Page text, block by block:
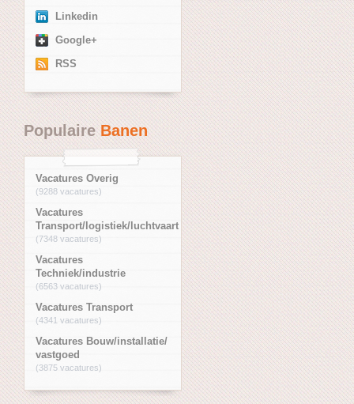
Linkedin
Google+
RSS
PopulaireBanen
Vacatures Overig
(9288 vacatures)
Vacatures
Transport/logistiek/luchtvaart
(7348 vacatures)
Vacatures
Techniek/industrie
(6563 vacatures)
Vacatures Transport
(4341 vacatures)
Vacatures Bouw/installatie/
vastgoed
(3875 vacatures)